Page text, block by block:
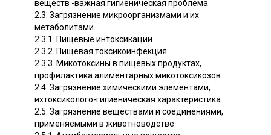
веществ -важная гигиеническая проблема
2.3. Загрязнение микроорганизмами и их
метаболитами
2.3.1. Пищевые интоксикации
2.3.2. Пищевая токсикоинфекция
2.3.3. Микотоксины в пищевых продуктах,
профилактика алиментарных микотоксикозов
2.4. Загрязнение химическими элементами,
ихтоксиколого-гигиеническая характеристика
2.5. Загрязнение веществами и соединениями,
применяемыми в животноводстве